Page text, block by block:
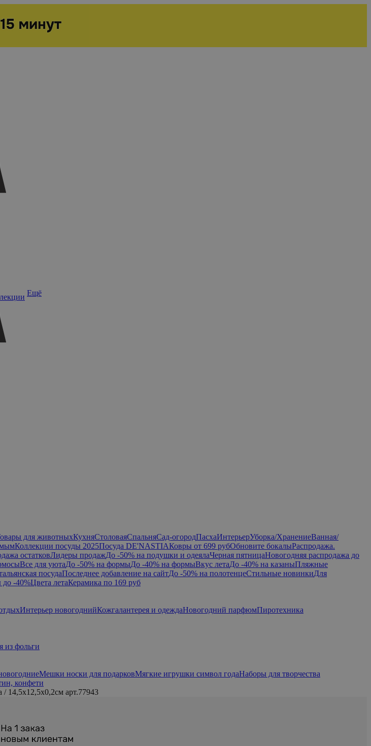
Ещё
для животныхКухняСтоловаяСпальняСад-огородПасхаИнтерьерУборка/ХранениеВанная/
Коллекции посуды 2025Посуда DE'NASTIAКовры от 699 рубОбновите бокалыРаспродажа.
остатковЛидеры продажДо -50% на подушки и одеялаЧерная пятницаНовогодняя распродажа до
Все для уютаДо -50% на формыДо -40% на формыВкус летаДо -40% на казаныПляжные
посудаПоследнее добавление на сайтДо -50% на полотенцеСтильные новинкиДля
-40%Цвета летаКерамика по 169 руб
Интерьер новогоднийКожгалантерея и одеждаНовогодний парфюмПиротехника
из фольги
Мешки носки для подарковМягкие игрушки символ годаНаборы для творчества
конфети
14,5x12,5x0,2см арт.77943